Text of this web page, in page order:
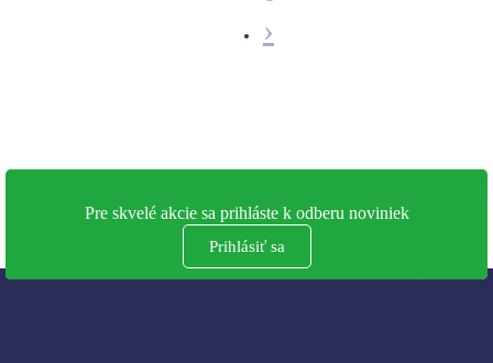
›
Pre skvelé akcie sa prihláste k odberu noviniek
Prihlásiť sa